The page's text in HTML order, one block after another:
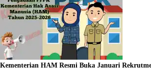
Kementerian HAM Resmi Buka Januari